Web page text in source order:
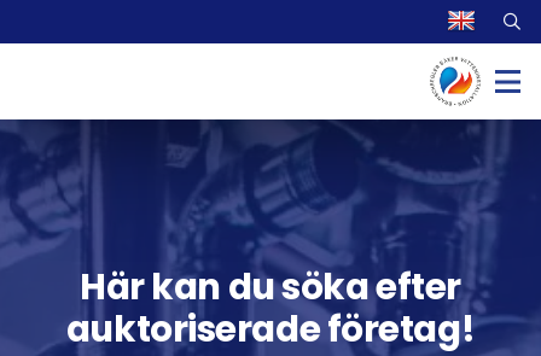
Här kan du söka efter
auktoriserade företag!